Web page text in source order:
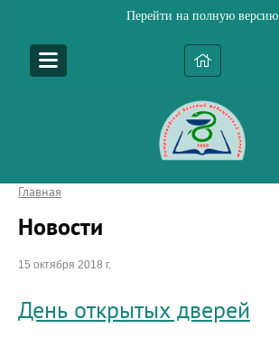
Перейти на полную версию
Главная
Новости
15 октября 2018 г.
День открытых дверей